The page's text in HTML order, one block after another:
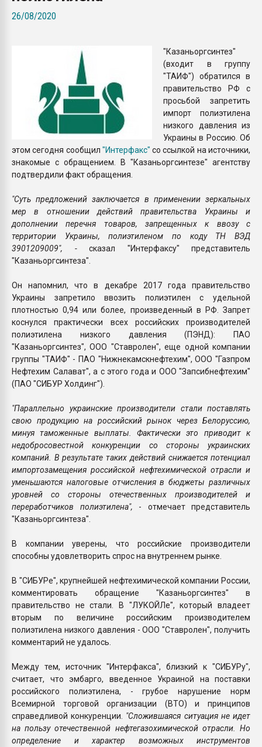
ПЕРЕЙТИ НА
26/08/2020
"Казаньоргсинтез"
(входит в группу
"ТАИФ") обратился в
правительство РФ с
просьбой запретить
импорт полиэтилена
низкого давления из
Украины в Россию. Об
этом сегодня сообщил "Интерфакс" со ссылкой на источники,
знакомые с обращением. В "Казаньоргсинтезе" агентству
подтвердили факт обращения.
"Суть предложений заключается в применении зеркальных
мер в отношении действий правительства Украины и
дополнении перечня товаров, запрещенных к ввозу с
территории Украины, полиэтиленом по коду ТН ВЭД
3901209009", -сказал "Интерфаксу" представитель
"Казаньоргсинтеза".
Он напомнил, что в декабре 2017 года правительство
Украины запретило ввозить полиэтилен с удельной
плотностью 0,94 или более, произведенный в РФ. Запрет
коснулся практически всех российских производителей
полиэтилена низкого давления (ПЭНД): ПАО
"Казаньоргсинтез", ООО "Ставролен", еще одной компании
группы "ТАИФ" - ПАО "Нижнекамскнефтехим", ООО "Газпром
Нефтехим Салават", а с этого года и ООО "Запсибнефтехим"
(ПАО "СИБУР Холдинг").
"Параллельно украинские производители стали поставлять
свою продукцию на российский рынок через Белоруссию,
минуя таможенные выплаты. Фактически это приводит к
недобросовестной конкуренции со стороны украинских
компаний. В результате таких действий снижается потенциал
импортозамещения российской нефтехимической отрасли и
уменьшаются налоговые отчисления в бюджеты различных
уровней со стороны отечественных производителей и
переработчиков полиэтилена", - отмечает представитель
"Казаньоргсинтеза".
В компании уверены, что российские производители
способны удовлетворить спрос на внутреннем рынке.
В "СИБУРе", крупнейшей нефтехимической компании России,
комментировать обращение "Казаньоргсинтез" в
правительство не стали. В "ЛУКОЙЛе", который владеет
вторым по величине российским производителем
полиэтилена низкого давления - ООО "Ставролен", получить
комментарий не удалось.
Между тем, источник "Интерфакса", близкий к "СИБУРу",
считает, что эмбарго, введенное Украиной на поставки
российского полиэтилена, - грубое нарушение норм
Всемирной торговой организации (ВТО) и принципов
справедливой конкуренции. "Сложившаяся ситуация не идет
на пользу отечественной нефтегазохимической отрасли. Но
определение и характер возможных инструментов